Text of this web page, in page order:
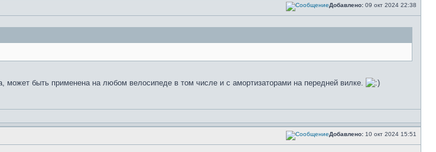
Добавлено: 09 окт 2024 22:38
может быть применена на любом велосипеде в том числе и с амортизаторами на передней вилке.
Добавлено: 10 окт 2024 15:51